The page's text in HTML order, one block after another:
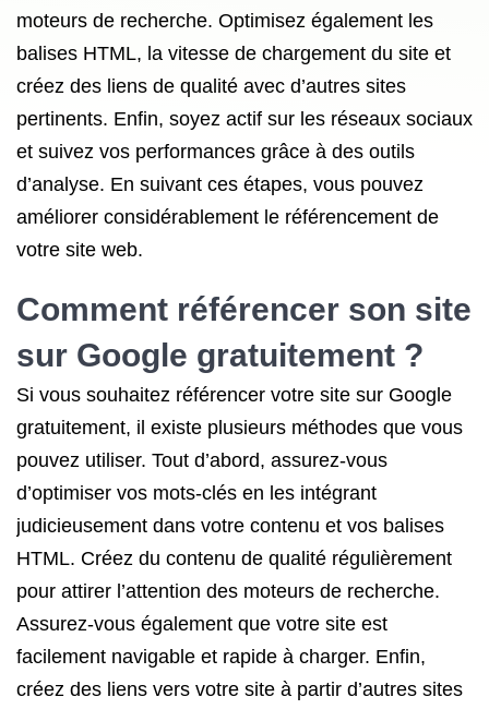
moteurs de recherche. Optimisez également les
balises HTML, la vitesse de chargement du site et
créez des liens de qualité avec d’autres sites
pertinents. Enfin, soyez actif sur les réseaux sociaux
et suivez vos performances grâce à des outils
d’analyse. En suivant ces étapes, vous pouvez
améliorer considérablement le référencement de
votre site web.
Comment référencer son site
sur Google gratuitement ?
Si vous souhaitez référencer votre site sur Google
gratuitement, il existe plusieurs méthodes que vous
pouvez utiliser. Tout d’abord, assurez-vous
d’optimiser vos mots-clés en les intégrant
judicieusement dans votre contenu et vos balises
HTML. Créez du contenu de qualité régulièrement
pour attirer l’attention des moteurs de recherche.
Assurez-vous également que votre site est
facilement navigable et rapide à charger. Enfin,
créez des liens vers votre site à partir d’autres sites